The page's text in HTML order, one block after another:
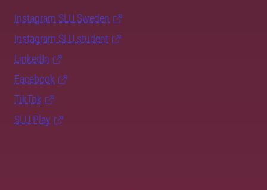
Instagram SLU.Sweden
Instagram SLU.student
LinkedIn
Facebook
TikTok
SLU Play